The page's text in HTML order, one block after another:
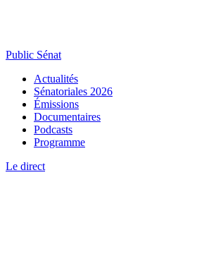
Public Sénat
Actualités
Sénatoriales 2026
Émissions
Documentaires
Podcasts
Programme
Le direct